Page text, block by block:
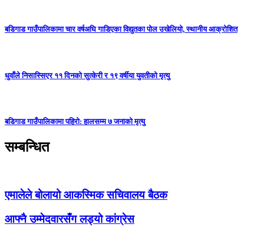
बडिगाड गाउँपालिकामा चार वर्षअघि गाडिएका विद्युतका पोल उखेलियो, स्थानीय आक्रोशित
धुवाँले निसास्सिएर ११ दिनको सुत्केरी र १९ वर्षीया युवतीको मृत्यु
बडिगाड गाउँपालिकामा पहिरो: हालसम्म ७ जनाको मृत्यु
सम्बन्धित
एमालेले बोलायो आकस्मिक सचिवालय बैठक
आफ्नै उम्मेदवारसँग लड्यो कांग्रेस